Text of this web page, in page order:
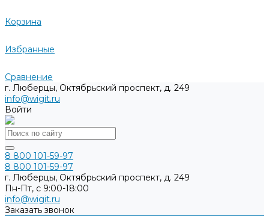
Корзина
Избранные
Сравнение
г. Люберцы, Октябрьский проспект, д. 249
info@wigit.ru
Войти
8 800 101-59-97
8 800 101-59-97
г. Люберцы, Октябрьский проспект, д. 249
Пн-Пт, с 9:00-18:00
info@wigit.ru
Заказать звонок